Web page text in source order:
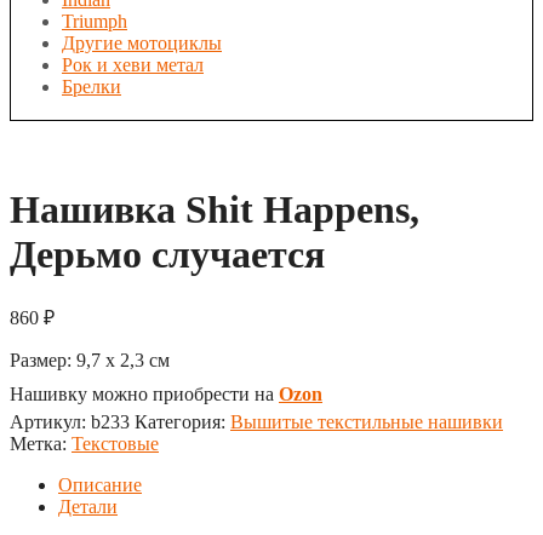
Triumph
Другие мотоциклы
Рок и хеви метал
Брелки
Нашивка Shit Happens,
Дерьмо случается
860 ₽
Размер: 9,7 x 2,3 см
Нашивку можно приобрести на Ozon
Артикул: b233 Категория: Вышитые текстильные нашивки
Метка: Текстовые
Описание
Детали